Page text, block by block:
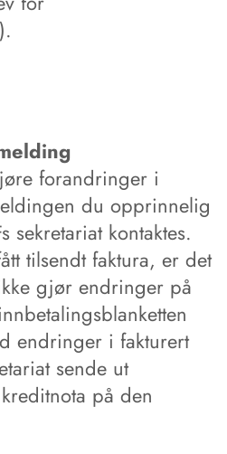
forandringer i
du opprinnelig
sekretariat kontaktes.
tilsendt faktura, er det
gjør endringer på
endringer i fakturert
sende ut
på den